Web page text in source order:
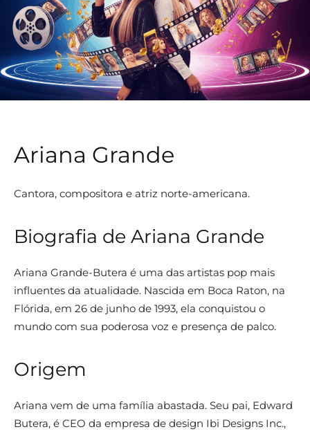
Ariana Grande
Cantora, compositora e atriz norte-americana.
Biografia de Ariana Grande
Ariana Grande-Butera é uma das artistas pop mais
influentes da atualidade. Nascida em Boca Raton, na
Flórida, em 26 de junho de 1993, ela conquistou o
mundo com sua poderosa voz e presença de palco.
Origem
Ariana vem de uma família abastada. Seu pai, Edward
Butera, é CEO da empresa de design Ibi Designs Inc.,